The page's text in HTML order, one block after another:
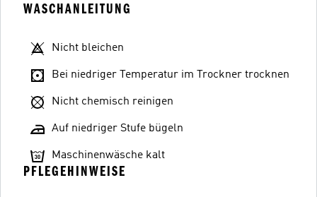
WASCHANLEITUNG
Nicht bleichen
Bei niedriger Temperatur im Trockner trocknen
Nicht chemisch reinigen
Auf niedriger Stufe bügeln
Maschinenwäsche kalt
PFLEGEHINWEISE